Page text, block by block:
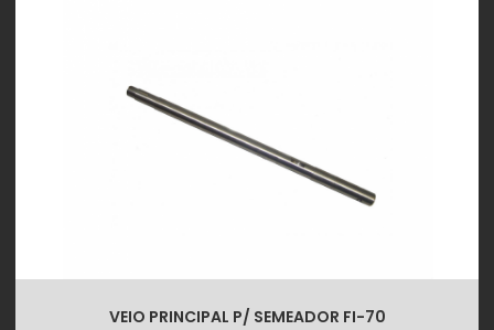
VEIO PRINCIPAL P/ SEMEADOR FI-70